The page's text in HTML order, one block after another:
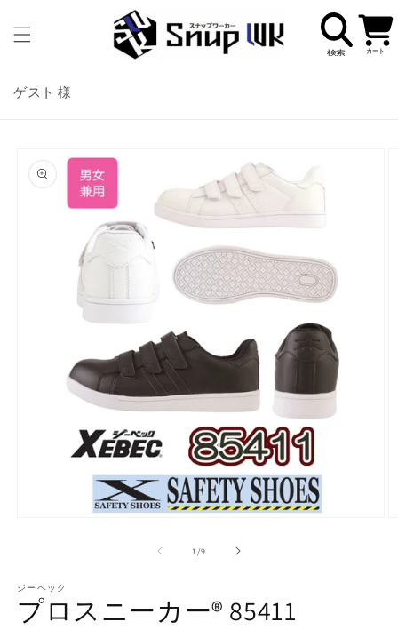
進む
ー
ト
ゲスト 様
報にス
キップ
で
メ
デ
1/の
9
ジーベック
プロスニーカー® 85411